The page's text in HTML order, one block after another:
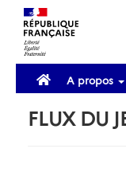
A propos
FLUX DU